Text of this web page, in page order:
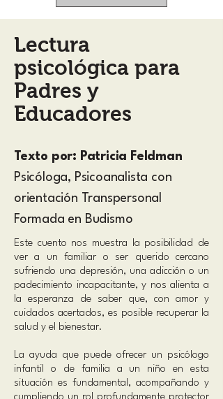
Lectura
psicológica para
Padres y
Educadores
Texto por: Patricia Feldman
Psicóloga, Psicoanalista con
orientación Transpersonal
Formada en Budismo
Este cuento nos muestra la posibilidad de
ver a un familiar o ser querido cercano
sufriendo una depresión, una adicción o un
padecimiento incapacitante, y nos alienta a
la esperanza de saber que, con amor y
cuidados acertados, es posible recuperar la
salud y el bienestar.
La ayuda que puede ofrecer un psicólogo
infantil o de familia a un niño en esta
situación es fundamental, acompañando y